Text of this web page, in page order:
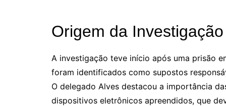
Origem da Investigação
A investigação teve início após uma prisão
foram identificados como supostos
O delegado Alves destacou a importância
dispositivos eletrônicos apreendidos, que